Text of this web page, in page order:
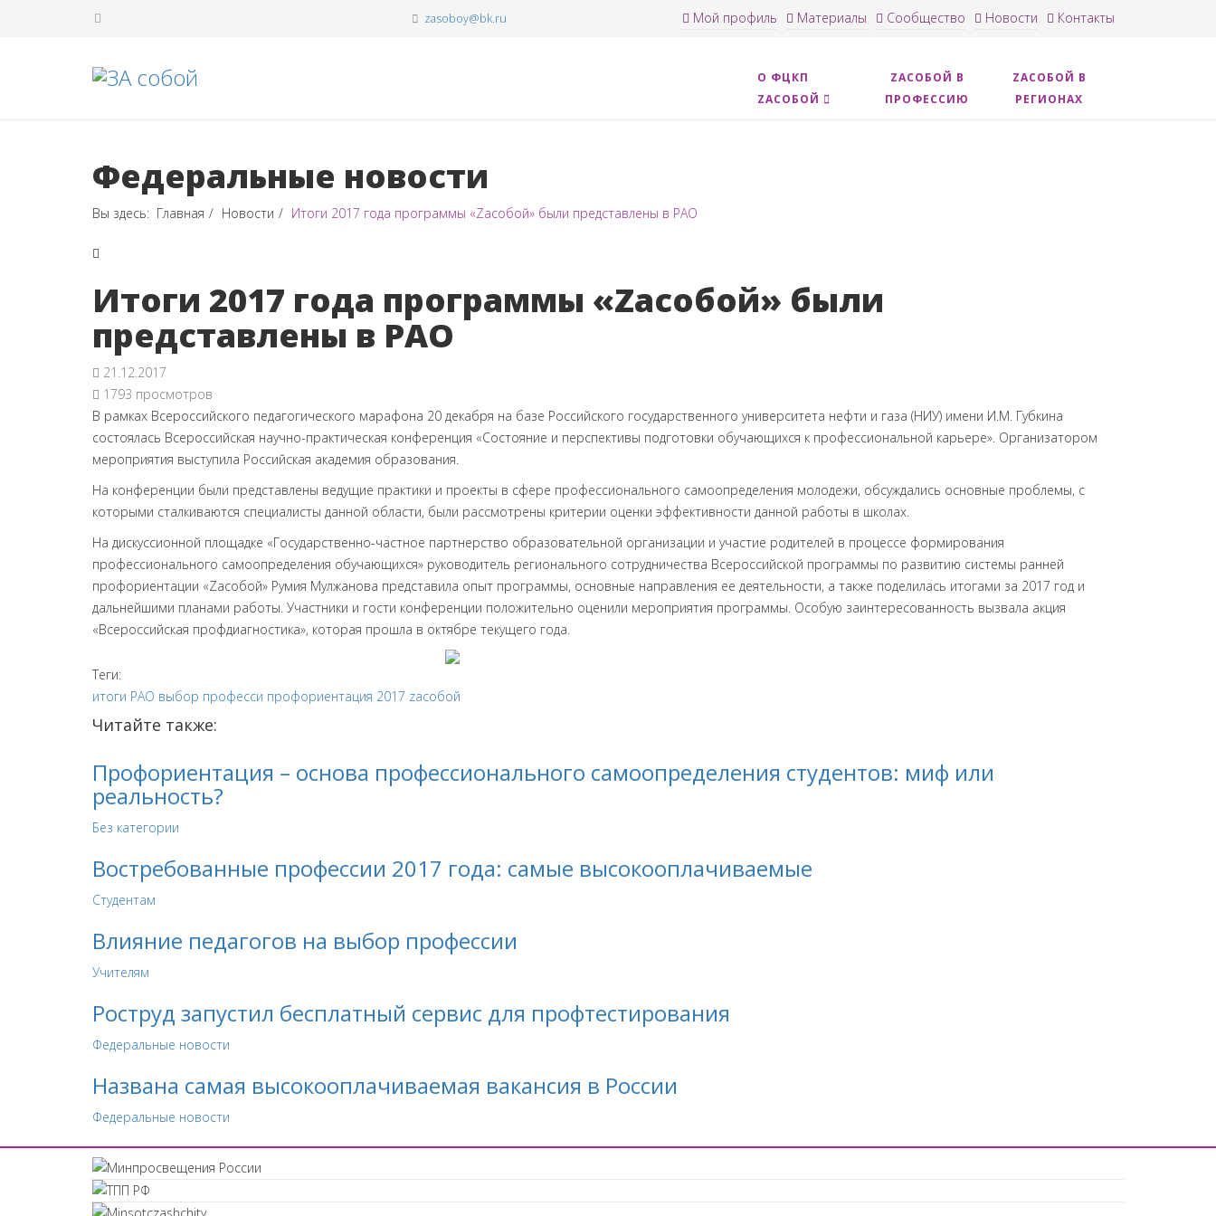
zasoboy@bk.ru Мой профиль Материалы Сообщество Новости Контакты
О ФЦКП
ZАСОБОЙ
ZACОБОЙ В
ПРОФЕССИЮ
ZAСОБОЙ В
РЕГИОНАХ
Федеральные новости
Вы здесь: Главная Новости Итоги 2017 года программы «Zасобой» были представлены в РАО
Итоги 2017 года программы «Zасобой» были
представлены в РАО
21.12.2017
1793 просмотров
​В рамках Всероссийского педагогического марафона 20 декабря на базе Российского государственного университета нефти и газа (НИУ) имени И.М. Губкина
состоялась Всероссийская научно-практическая конференция «Состояние и перспективы подготовки обучающихся к профессиональной карьере». Организатором
мероприятия выступила Российская академия образования.
На конференции были представлены ведущие практики и проекты в сфере профессионального самоопределения молодежи, обсуждались основные проблемы, с
которыми сталкиваются специалисты данной области, были рассмотрены критерии оценки эффективности данной работы в школах.
На дискуссионной площадке «Государственно-частное партнерство образовательной организации и участие родителей в процессе формирования
профессионального самоопределения обучающихся» руководитель регионального сотрудничества Всероссийской программы по развитию системы ранней
профориентации «Zасобой» Румия Мулжанова представила опыт программы, основные направления ее деятельности, а также поделилась итогами за 2017 год и
дальнейшими планами работы. Участники и гости конференции положительно оценили мероприятия программы. Особую заинтересованность вызвала акция
«Всероссийская профдиагностика», которая прошла в октябре текущего года.
Теги:
итоги РАО выбор професси профориентация 2017 zасобой
Читайте также:
Профориентация – основа профессионального самоопределения студентов: миф или
реальность?
Без категории
Востребованные профессии 2017 года: самые высокооплачиваемые
Студентам
Влияние педагогов на выбор профессии
Учителям
Роструд запустил бесплатный сервис для профтестирования
Федеральные новости
Названа самая высокооплачиваемая вакансия в России
Федеральные новости